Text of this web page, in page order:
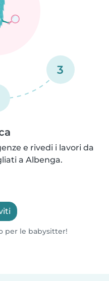
3
e rivedi i lavori da
a Albenga.
per le babysitter!